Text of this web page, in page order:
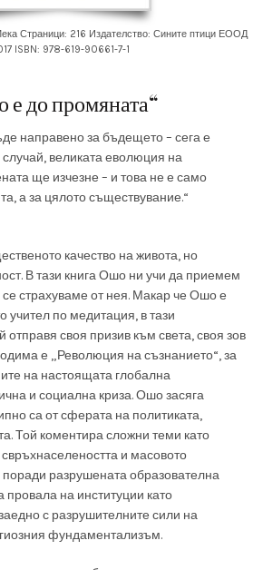
Страници: 216 Издателство: Сините птици ЕООД
ISBN: 978-619-90661-7-1
е до промяната“
направено за бъдещето – сега е
великата еволюция на
ще изчезне – и това не е само
а за цялото съществувание.“
качество на живота, но
В тази книга Ошо ни учи да приемем
страхуваме от нея. Макар че Ошо е
учител по медитация, в тази
отправя своя призив към света, своя зов
е „Революция на съзнанието“, за
на настоящата глобална
и социална криза. Ошо засяга
са от сферата на политиката,
Той коментира сложни теми като
и масовото
разрушената образователна
провала на институции като
с разрушителните сили на
фундаментализъм.